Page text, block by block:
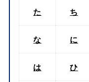
た ち
な に
は ひ